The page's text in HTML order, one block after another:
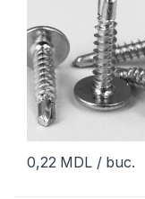
0,22 MDL/ buc.